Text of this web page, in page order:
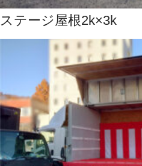
ステージ屋根2k×3k